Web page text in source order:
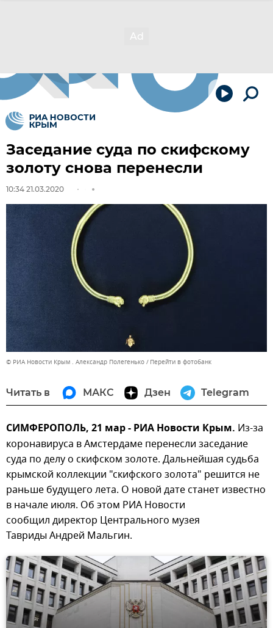
Заседание суда по скифскому
золоту снова перенесли
10:34 21.03.2020
© РИА Новости Крым . Александр Полегенько Перейти в фотобанк
Читать в МАКС Дзен Telegram
СИМФЕРОПОЛЬ, 21 мар - РИА Новости Крым. Из-за
коронавируса в Амстердаме перенесли заседание
суда по делу о скифском золоте. Дальнейшая судьба
крымской коллекции "скифского золота" решится не
раньше будущего лета. О новой дате станет известно
в начале июля. Об этом РИА Новости
сообщил директор Центрального музея
Тавриды Андрей Мальгин.